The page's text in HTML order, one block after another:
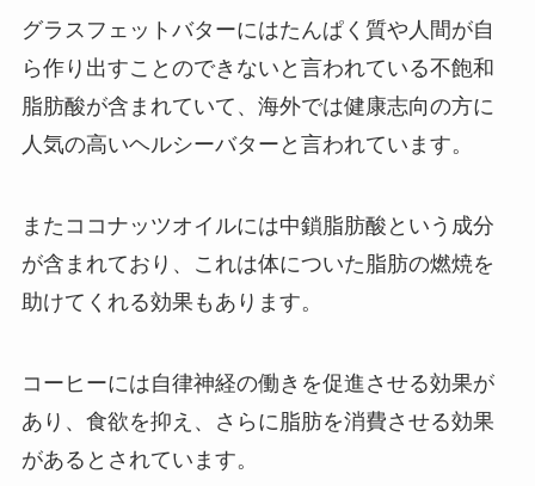
グラスフェットバターにはたんぱく質や人間が自
ら作り出すことのできないと言われている不飽和
脂肪酸が含まれていて、海外では健康志向の方に
人気の高いヘルシーバターと言われています。
またココナッツオイルには中鎖脂肪酸という成分
が含まれており、これは体についた脂肪の燃焼を
助けてくれる効果もあります。
コーヒーには自律神経の働きを促進させる効果が
あり、食欲を抑え、さらに脂肪を消費させる効果
があるとされています。